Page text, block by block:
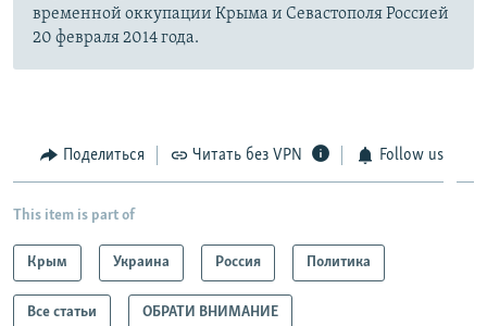
временной оккупации Крыма и Севастополя Россией
20 февраля 2014 года.
Поделиться Читать без VPN Follow us
This item is part of
Крым Украина Россия Политика
Все статьи ОБРАТИ ВНИМАНИЕ